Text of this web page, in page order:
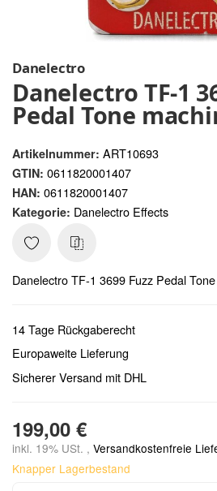
Danelectro
Danelectro TF-1
Pedal Tone
Artikelnummer: ART10693
GTIN: 0611820001407
HAN: 0611820001407
Kategorie: Danelectro Effects
Danelectro TF-1 3699 Fuzz Pedal
14 Tage Rückgaberecht
Europaweite Lieferung
Sicherer Versand mit DHL
199,00 €
inkl. 19% USt. , Versandkostenfreie
Knapper Lagerbestand